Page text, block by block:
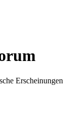
Erscheinungen